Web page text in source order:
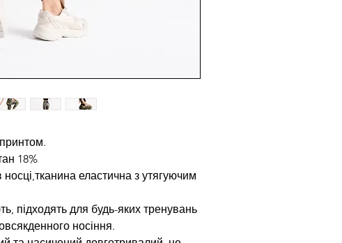
18%
еластична з утягуючим
підходять для будь-яких тренувань
носіння.